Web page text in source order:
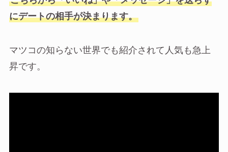
にデートの相手が決まります。
マツコの知らない世界でも紹介されて人気も急上
昇です。